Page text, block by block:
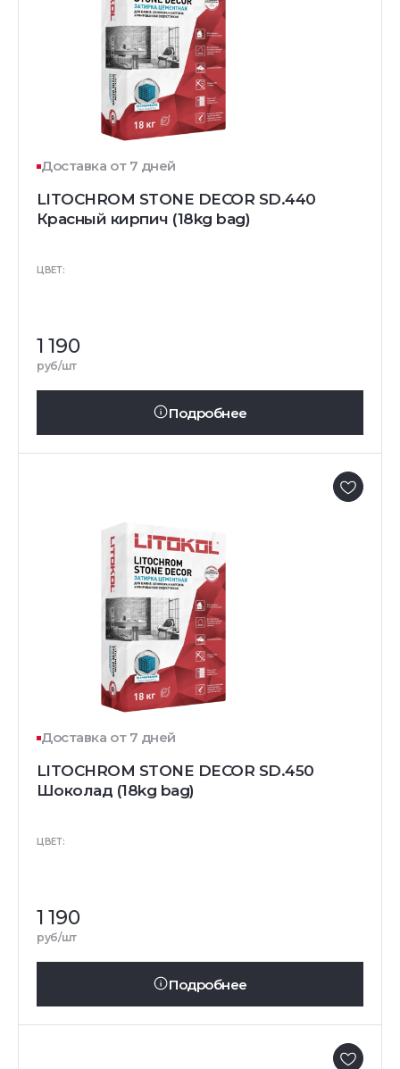
Доставка от 7 дней
LITOCHROM STONE DECOR SD.440
Красный кирпич (18kg bag)
ЦВЕТ:
1 190
руб/шт
Подробнее
Доставка от 7 дней
LITOCHROM STONE DECOR SD.450
Шоколад (18kg bag)
ЦВЕТ:
1 190
руб/шт
Подробнее